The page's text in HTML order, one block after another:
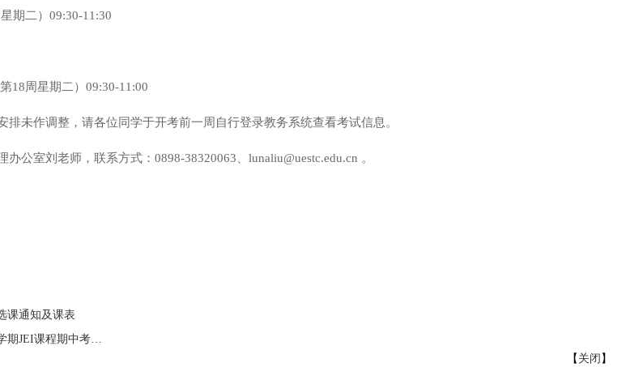
期二）09:30-11:30
18周星期二）09:30-11:00
未作调整，请各位同学于开考前一周自行登录教务系统查看考试信息。
公室刘老师，联系方式：0898-38320063、lunaliu@uestc.edu.cn 。
课通知及课表
下一篇：格拉斯哥海南学院关于2025-2026-1学期JEI课程期中考试（含重新学习）卷面成绩复查的通知
【 关闭 】